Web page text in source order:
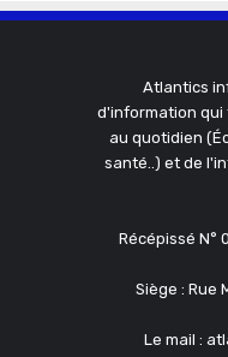
Atlantics
d'information qui
au quotidien
santé..) et de
Récépissé N°
Siège : Rue
Le mail :